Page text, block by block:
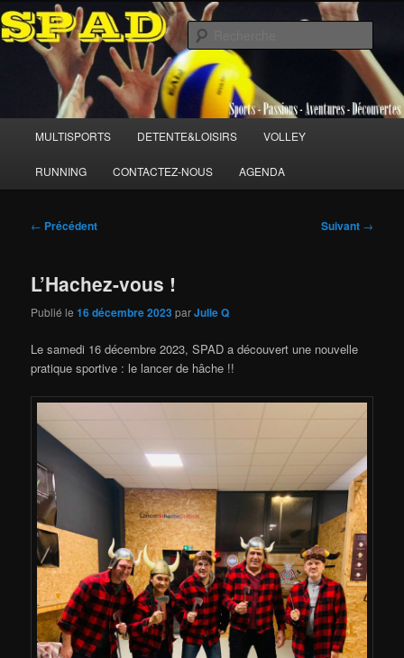
Aller
au
contenu
SPAD 86
Sports Passions Aventures et Découvertes
principal
MULTISPORTS DETENTE&LOISIRS VOLLEY
RUNNING CONTACTEZ-NOUS AGENDA
Navigation
← Précédent Suivant →
L’Hachez-vous !
Publié le16 décembre 2023parJulie Q
Le samedi 16 décembre 2023, SPAD a découvert une nouvelle
pratique sportive : le lancer de hâche !!